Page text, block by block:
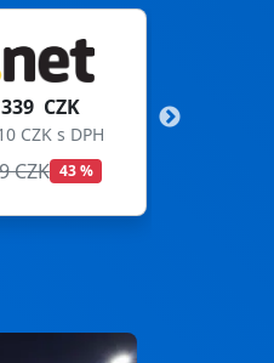
299 CZK
362 CZK s DPH
699 CZK